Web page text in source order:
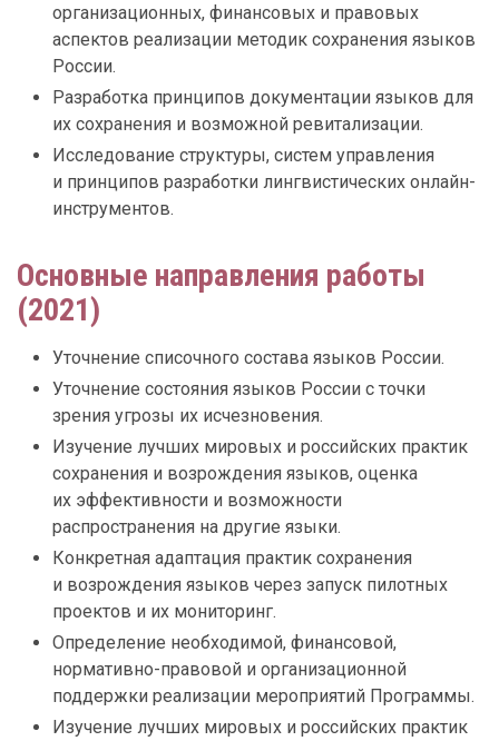
организационных, финансовых и правовых
аспектов реализации методик сохранения языков
России.
Разработка принципов документации языков для
их сохранения и возможной ревитализации.
Исследование структуры, систем управления
и принципов разработки лингвистических онлайн-
инструментов.
Основные направления работы
(2021)
Уточнение списочного состава языков России.
Уточнение состояния языков России с точки
зрения угрозы их исчезновения.
Изучение лучших мировых и российских практик
сохранения и возрождения языков, оценка
их эффективности и возможности
распространения на другие языки.
Конкретная адаптация практик сохранения
и возрождения языков через запуск пилотных
проектов и их мониторинг.
Определение необходимой, финансовой,
нормативно-правовой и организационной
поддержки реализации мероприятий Программы.
Изучение лучших мировых и российских практик